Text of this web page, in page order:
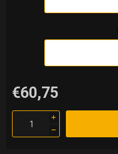
€60,75
i
h